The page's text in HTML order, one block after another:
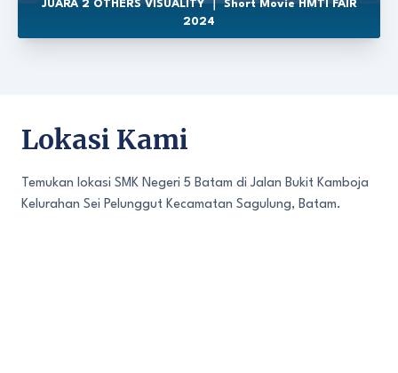
JUARA 2 OTHERS VISUALITY ｜ Short Movie HMTI FAIR
2024
Lokasi Kami
Temukan lokasi SMK Negeri 5 Batam di Jalan Bukit Kamboja
Kelurahan Sei Pelunggut Kecamatan Sagulung, Batam.